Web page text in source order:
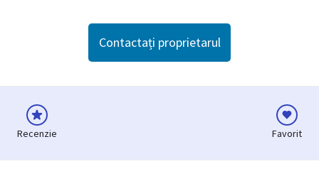
Contactați proprietarul
Recenzie Favorit